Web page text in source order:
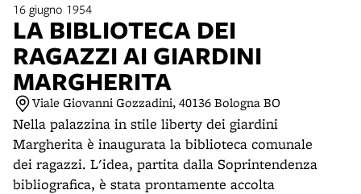
16 giugno 1954
LA BIBLIOTECA DEI
RAGAZZI AI GIARDINI
MARGHERITA
Viale Giovanni Gozzadini, 40136 Bologna BO
Nella palazzina in stile liberty dei giardini
Margherita è inaugurata la biblioteca comunale
dei ragazzi. L'idea, partita dalla Soprintendenza
bibliografica, è stata prontamente accolta